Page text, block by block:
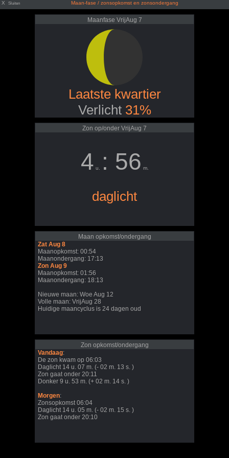
X Sluiten Maan-fase / zonsopkomst en zonsondergang
Maanfase VrijAug 7
Laatste kwartier
Verlicht 31%
Zon op/onder VrijAug 7
4 u. : 56 m.
daglicht
Maan opkomst/ondergang
Zat Aug 8
Maanopkomst: 00:54
Maanondergang: 17:13
Zon Aug 9
Maanopkomst: 01:56
Maanondergang: 18:13
Nieuwe maan: Woe Aug 12
Volle maan: VrijAug 28
Huidige maancyclus is 24 dagen oud
Zon opkomst/ondergang
Vandaag:
De zon kwam op 06:03
Daglicht 14 u. 07 m. (- 02 m. 13 s. )
Zon gaat onder 20:11
Donker 9 u. 53 m. (+ 02 m. 14 s. )
Morgen:
Zonsopkomst 06:04
Daglicht 14 u. 05 m. (- 02 m. 15 s. )
Zon gaat onder 20:10